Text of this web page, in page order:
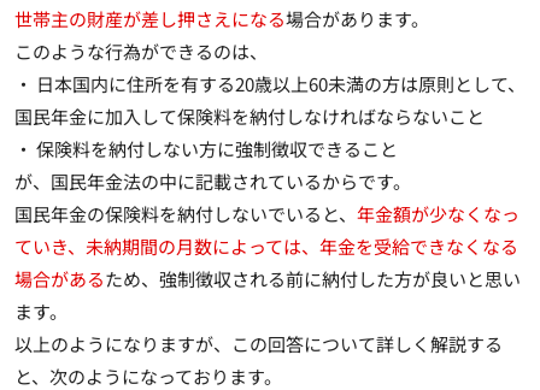
世帯主の財産が差し押さえになる場合があります。
このような行為ができるのは、
・ 日本国内に住所を有する20歳以上60未満の方は原則として、
国民年金に加入して保険料を納付しなければならないこと
・ 保険料を納付しない方に強制徴収できること
が、国民年金法の中に記載されているからです。
国民年金の保険料を納付しないでいると、 年金額が少なくなっ
ていき、未納期間の月数によっては、年金を受給できなくなる
場合があるため、強制徴収される前に納付した方が良いと思い
ます。
以上のようになりますが、この回答について詳しく解説する
と、次のようになっております。